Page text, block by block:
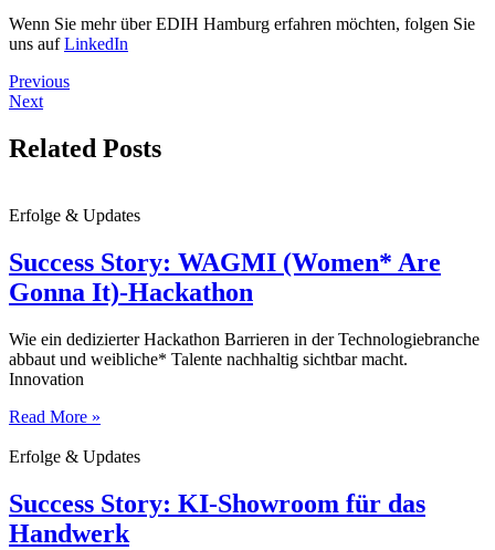
Wenn Sie mehr über EDIH Hamburg erfahren möchten, folgen Sie
uns aufLinkedIn
Previous
Next
Related Posts
Erfolge & Updates
Success Story: WAGMI (Women* Are
Gonna It)-Hackathon
Wie ein dedizierter Hackathon Barrieren in der Technologiebranche
abbaut und weibliche* Talente nachhaltig sichtbar macht.
Innovation
Read More »
Erfolge & Updates
Success Story: KI-Showroom für das
Handwerk